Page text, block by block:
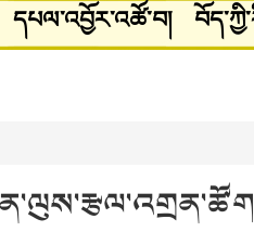
དཔལ་འབྱོར་འཚོ་བ།